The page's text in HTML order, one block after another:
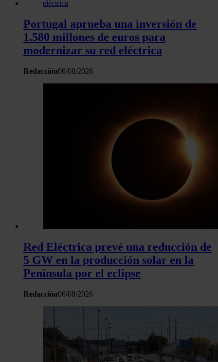
Portugal aprueba una inversión de
1.580 millones de euros para
modernizar su red eléctrica
Redacción06/08/2026
Red Eléctrica prevé una reducción de
5 GW en la producción solar en la
Península por el eclipse
Redacción06/08/2026